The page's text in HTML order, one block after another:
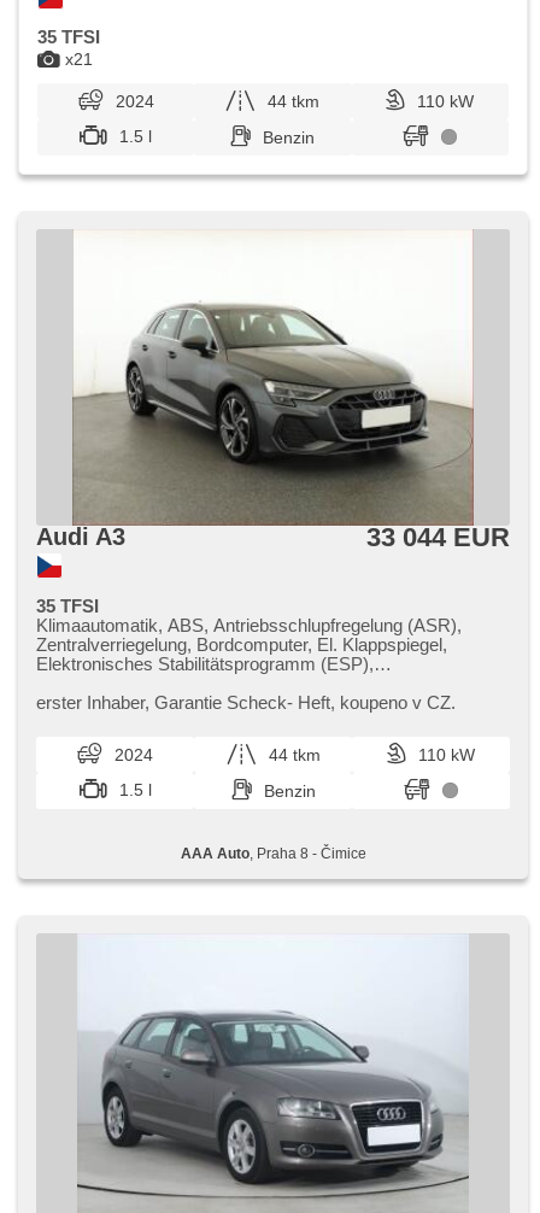
x21
35 TFSI
2024 44 tkm
110 kW
1.5 l
Benzin
Audi A3 33 044 EUR
35 TFSI
Klimaautomatik, ABS, Antriebsschlupfregelung (ASR),
Zentralverriegelung, Bordcomputer, El. Klappspiegel,
Elektronisches Stabilitätsprogramm (ESP),
starten per Taste, Sportsitze, Reifendrucksensor, 6x Airbag,
Seitenscheiben, Autoradio, Automatikgetriebe
erster Inhaber,​ Garantie Scheck​- Heft,​ koupeno v CZ.
2024 44 tkm
110 kW
1.5 l
Benzin
AAA Auto, Praha 8 - Čimice